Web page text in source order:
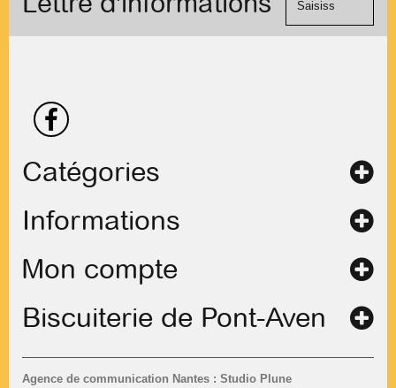
contact
Catégories
Informations
Agence de communication Nantes : Studio Plune
Mon compte
Biscuiterie de Pont-Aven